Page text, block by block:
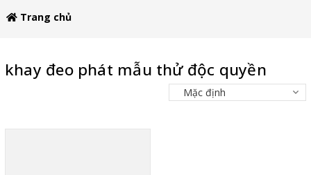
Trang chủ
khay đeo phát mẫu thử độc quyền